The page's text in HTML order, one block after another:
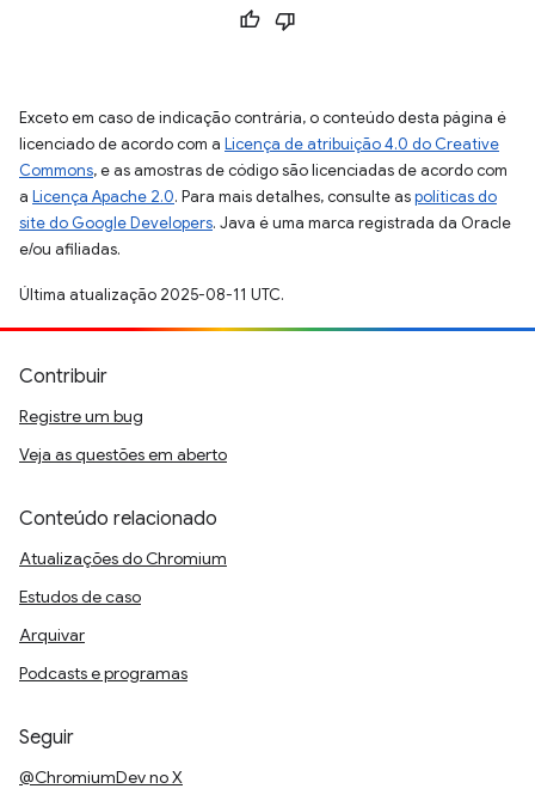
Exceto em caso de indicação contrária, o conteúdo desta página é
licenciado de acordo com a Licença de atribuição 4.0 do Creative
Commons, e as amostras de código são licenciadas de acordo com
a Licença Apache 2.0. Para mais detalhes, consulte aspolíticas do
site do Google Developers. Java é uma marca registrada da Oracle
e/ou afiliadas.
Última atualização 2025-08-11 UTC.
Contribuir
Registre um bug
Veja as questões em aberto
Conteúdo relacionado
Atualizações do Chromium
Estudos de caso
Arquivar
Podcasts e programas
Seguir
@ChromiumDev no X